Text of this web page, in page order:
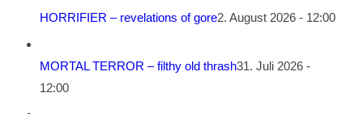
HORRIFIER – revelations of gore2. August 2026 - 12:00
MORTAL TERROR – filthy old thrash31. Juli 2026 -
12:00